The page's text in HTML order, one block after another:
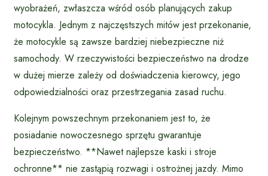
wyobrażeń, zwłaszcza wśród osób planujących zakup
motocykla. Jednym z najczęstszych mitów jest przekonanie,
że motocykle są zawsze bardziej niebezpieczne niż
samochody. W rzeczywistości bezpieczeństwo na drodze
w dużej mierze zależy od doświadczenia kierowcy, jego
odpowiedzialności oraz przestrzegania zasad ruchu.
Kolejnym powszechnym przekonaniem jest to, że
posiadanie nowoczesnego sprzętu gwarantuje
bezpieczeństwo. **Nawet najlepsze kaski i stroje
ochronne** nie zastąpią rozwagi i ostrożnej jazdy. Mimo